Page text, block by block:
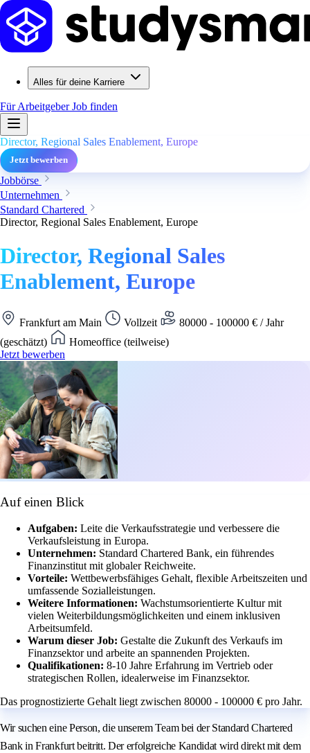
Alles für deine Karriere
Für ArbeitgeberJob finden
Director, Regional Sales Enablement, Europe
Jetzt bewerben
Jobbörse
Unternehmen
Standard Chartered
Director, Regional Sales Enablement, Europe
Director, Regional Sales
Enablement, Europe
Frankfurt am Main Vollzeit
80000 - 100000 € / Jahr
(geschätzt)
Homeoffice (teilweise)
Jetzt bewerben
Auf einen Blick
Aufgaben: Leite die Verkaufsstrategie und verbessere die
Verkaufsleistung in Europa.
Unternehmen: Standard Chartered Bank, ein führendes
Finanzinstitut mit globaler Reichweite.
Vorteile: Wettbewerbsfähiges Gehalt, flexible Arbeitszeiten und
umfassende Sozialleistungen.
Weitere Informationen: Wachstumsorientierte Kultur mit
vielen Weiterbildungsmöglichkeiten und einem inklusiven
Arbeitsumfeld.
Warum dieser Job: Gestalte die Zukunft des Verkaufs im
Finanzsektor und arbeite an spannenden Projekten.
Qualifikationen: 8-10 Jahre Erfahrung im Vertrieb oder
strategischen Rollen, idealerweise im Finanzsektor.
Das prognostizierte Gehalt liegt zwischen 80000 - 100000 € pro Jahr.
Wir suchen eine Person, die unserem Team bei der Standard Chartered
Bank in Frankfurt beitritt. Der erfolgreiche Kandidat wird direkt mit dem